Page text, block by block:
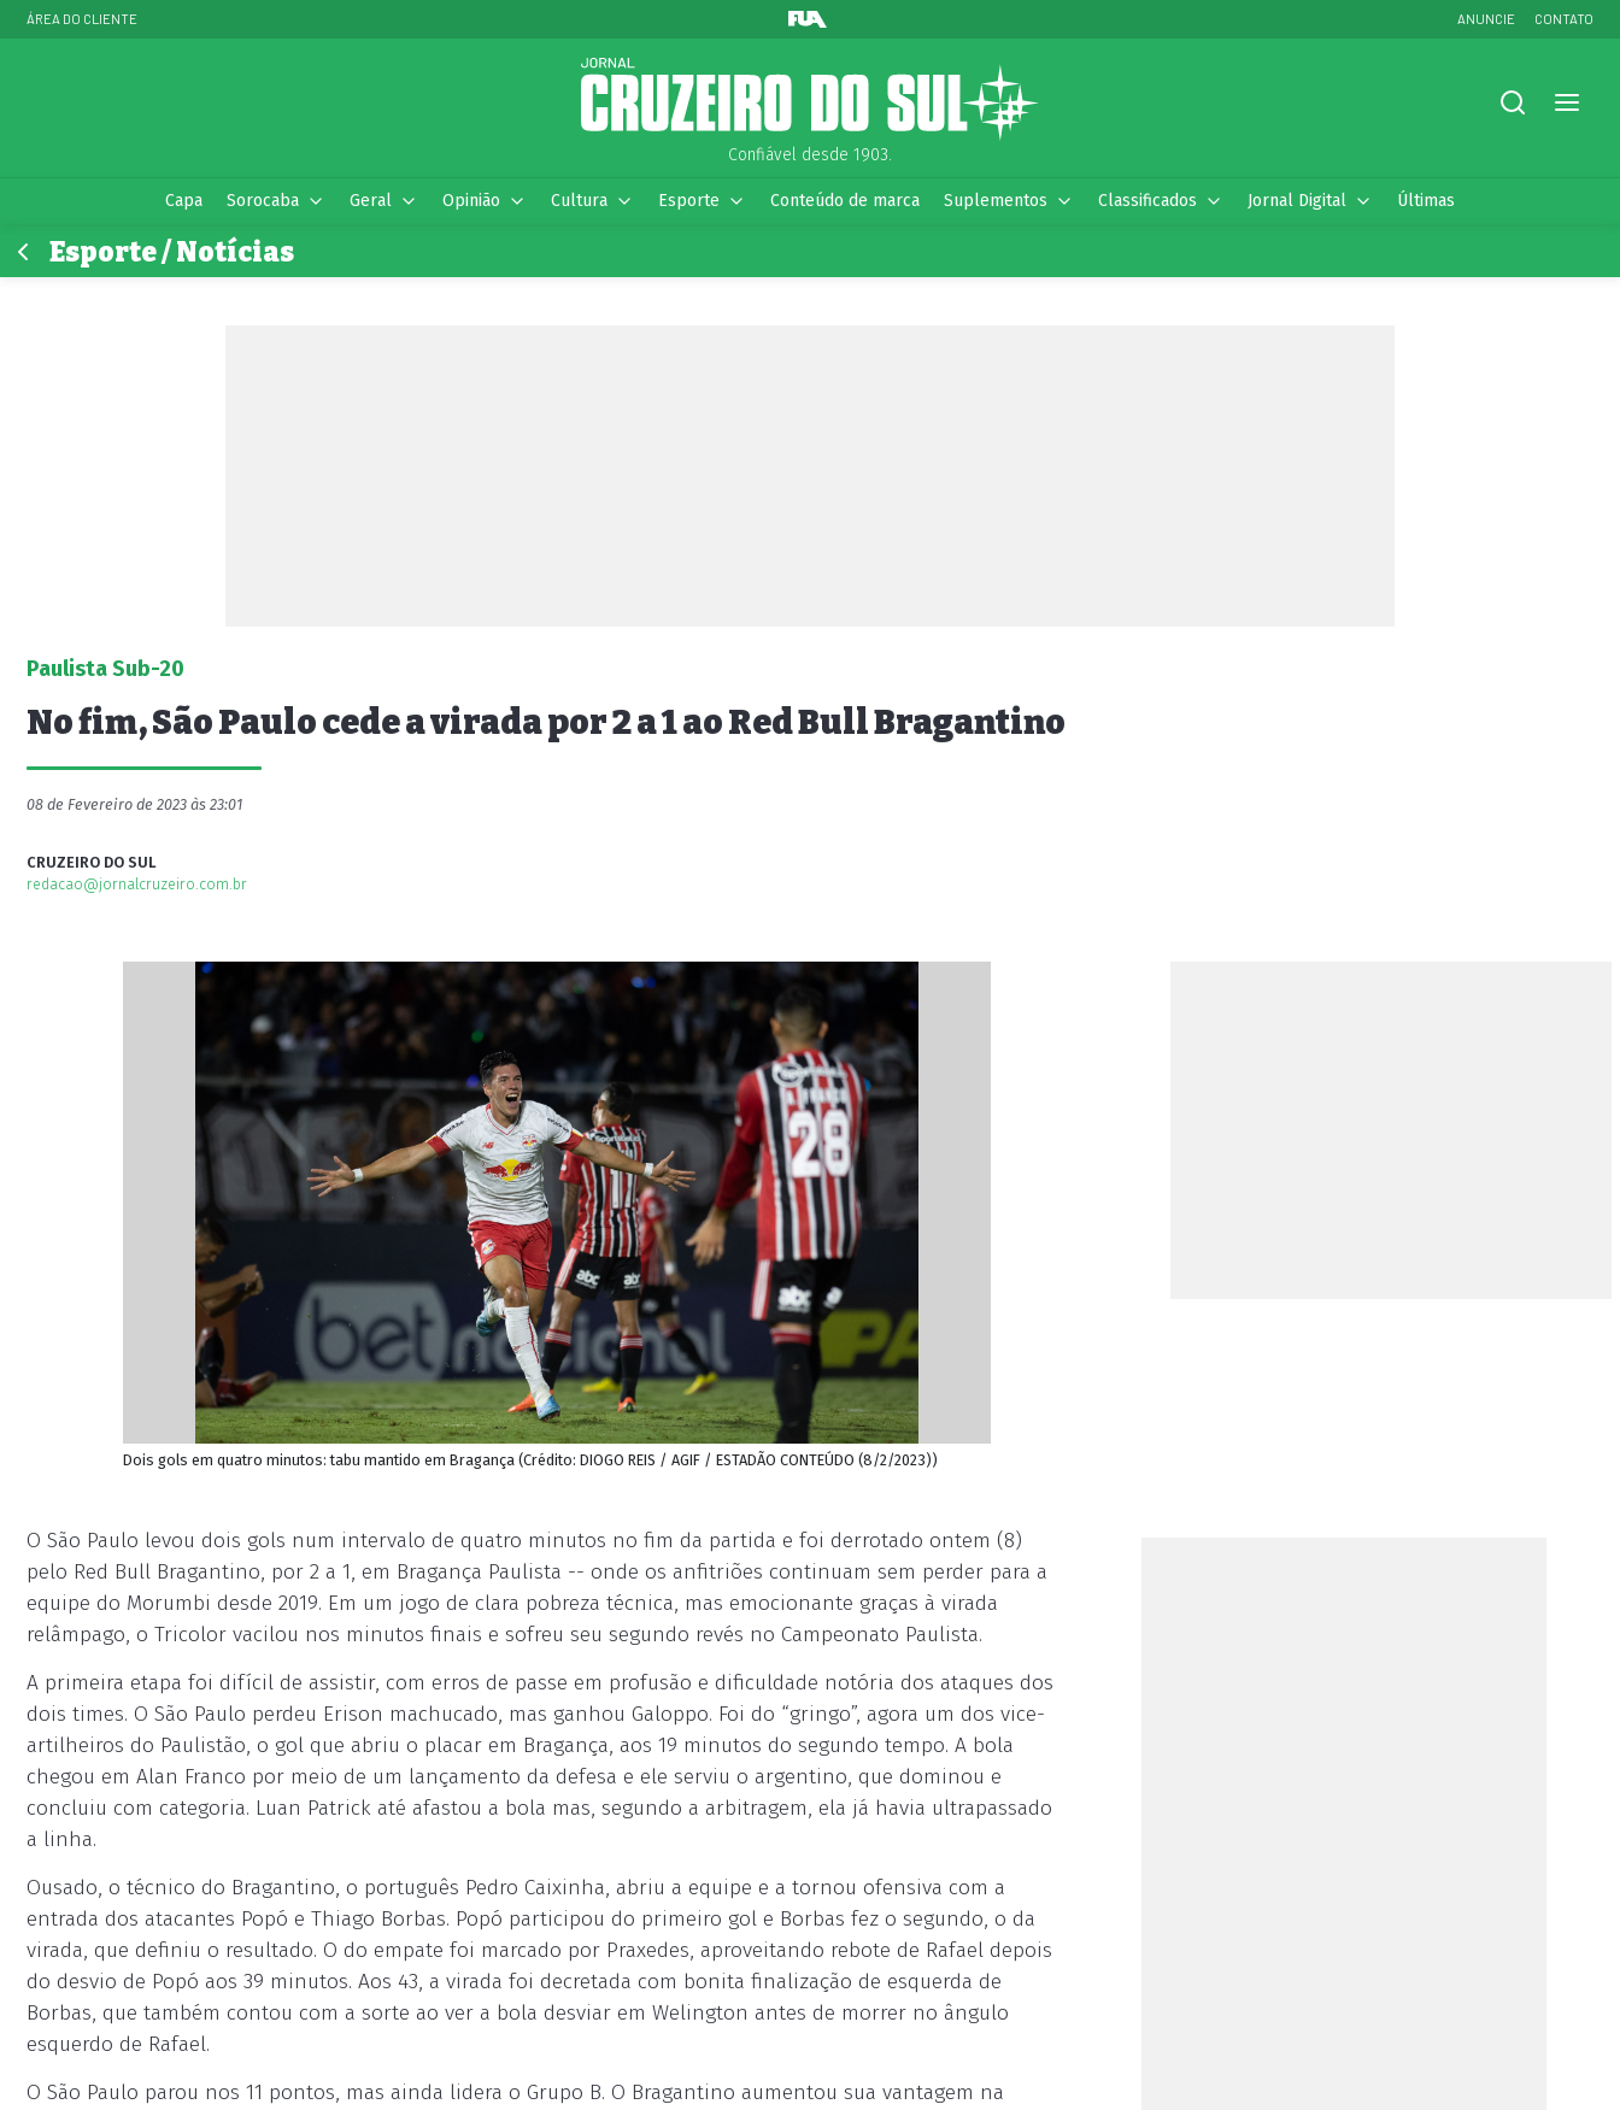
ÁREA DO CLIENTE ANUNCIE CONTATO
Confiável desde 1903.
Capa Sorocaba Geral Opinião Cultura Esporte Conteúdo de marca Suplementos Classificados Jornal Digital Últimas
Esporte / Notícias
Paulista Sub-20
No fim, São Paulo cede a virada por 2 a 1 ao Red Bull Bragantino
08 de Fevereiro de 2023 às 23:01
CRUZEIRO DO SUL
redacao@jornalcruzeiro.com.br
Dois gols em quatro minutos: tabu mantido em Bragança (Crédito: DIOGO REIS / AGIF / ESTADÃO CONTEÚDO (8/2/2023))
O São Paulo levou dois gols num intervalo de quatro minutos no fim da partida e foi derrotado ontem (8)
pelo Red Bull Bragantino, por 2 a 1, em Bragança Paulista -- onde os anfitriões continuam sem perder para a
equipe do Morumbi desde 2019. Em um jogo de clara pobreza técnica, mas emocionante graças à virada
relâmpago, o Tricolor vacilou nos minutos finais e sofreu seu segundo revés no Campeonato Paulista.
A primeira etapa foi difícil de assistir, com erros de passe em profusão e dificuldade notória dos ataques dos
dois times. O São Paulo perdeu Erison machucado, mas ganhou Galoppo. Foi do “gringo”, agora um dos vice-
artilheiros do Paulistão, o gol que abriu o placar em Bragança, aos 19 minutos do segundo tempo. A bola
chegou em Alan Franco por meio de um lançamento da defesa e ele serviu o argentino, que dominou e
concluiu com categoria. Luan Patrick até afastou a bola mas, segundo a arbitragem, ela já havia ultrapassado
a linha.
Ousado, o técnico do Bragantino, o português Pedro Caixinha, abriu a equipe e a tornou ofensiva com a
entrada dos atacantes Popó e Thiago Borbas. Popó participou do primeiro gol e Borbas fez o segundo, o da
virada, que definiu o resultado. O do empate foi marcado por Praxedes, aproveitando rebote de Rafael depois
do desvio de Popó aos 39 minutos. Aos 43, a virada foi decretada com bonita finalização de esquerda de
Borbas, que também contou com a sorte ao ver a bola desviar em Welington antes de morrer no ângulo
esquerdo de Rafael.
O São Paulo parou nos 11 pontos, mas ainda lidera o Grupo B. O Bragantino aumentou sua vantagem na